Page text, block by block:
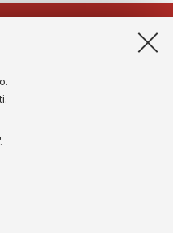
e accessibilità